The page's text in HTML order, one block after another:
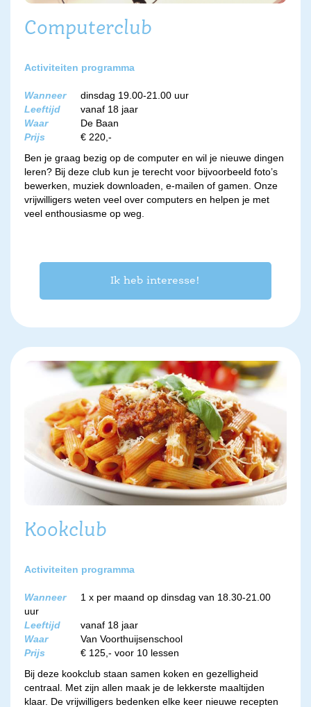
Computerclub
Activiteiten programma
Wanneer
dinsdag 19.00-21.00 uur
Leeftijd
vanaf 18 jaar
Waar
De Baan
Prijs
€ 220,-
Ben je graag bezig op de computer en wil je nieuwe dingen
leren? Bij deze club kun je terecht voor bijvoorbeeld foto’s
bewerken, muziek downloaden, e-mailen of gamen. Onze
vrijwilligers weten veel over computers en helpen je met
veel enthousiasme op weg.
Ik heb interesse!
Kookclub
Activiteiten programma
Wanneer
1 x per maand op dinsdag van 18.30-21.00
uur
Leeftijd
vanaf 18 jaar
Waar
Van Voorthuijsenschool
Prijs
€ 125,- voor 10 lessen
Bij deze kookclub staan samen koken en gezelligheid
centraal. Met zijn allen maak je de lekkerste maaltijden
klaar. De vrijwilligers bedenken elke keer nieuwe recepten